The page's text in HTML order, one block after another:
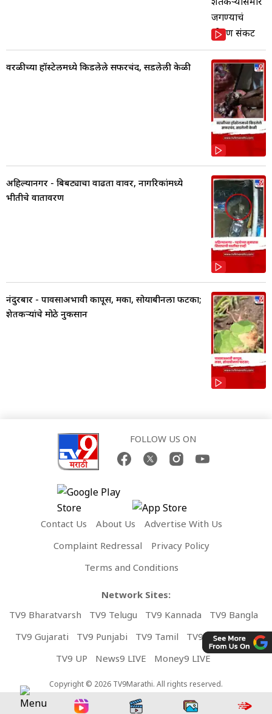
वरळीच्या हॉस्टेलमध्ये किडलेले सफरचंद, सडलेली केळी
अहिल्यानगर - बिबट्याचा वाढता वावर, नागरिकांमध्ये
भीतीचे वातावरण
नंदुरबार - पावसाअभावी कापूस, मका, सोयाबीनला फटका;
शेतकऱ्यांचे मोठे नुकसान
FOLLOW US ON
Contact Us About Us
Advertise With Us
Complaint Redressal
Privacy Policy
Terms and Conditions
Network Sites:
TV9 Bharatvarsh
TV9 Telugu TV9 Kannada
TV9 Bangla
TV9 Gujarati
TV9 Punjabi TV9 Tamil
TV9 Malayalam
TV9 UP
News9 LIVE Money9 LIVE
Copyright © 2026 TV9Marathi. All rights reserved.